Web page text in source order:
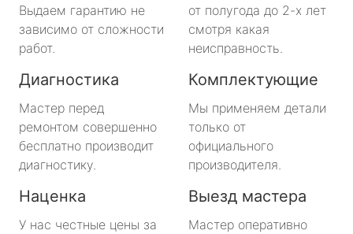
Выдаем гарантию не
зависимо от сложности
работ.
от полугода до 2-х лет
смотря какая
неисправность.
Диагностика
Мастер перед
ремонтом совершенно
бесплатно производит
диагностику.
Комплектующие
Мы применяем детали
только от
официального
производителя.
Наценка
У нас честные цены за
Выезд мастера
Мастер оперативно